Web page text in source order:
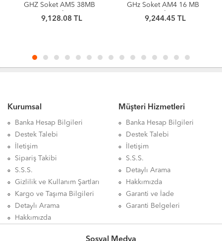
GHz Soket AM4 16 MB
Cache 65 W İşlemci MPK
9,244.45 TL
3.6GHz (Max 4.6GHz) 6
Çekirdek 16MB Önbellek
Soket AM4 TRAY İşlemci
9,011.70 TL
Kurumsal
Banka Hesap Bilgileri
Destek Talebi
İletişim
Sipariş Takibi
S.S.S.
Gizlilik ve Kullanım Şartları
Kargo ve Taşıma Bilgileri
Detaylı Arama
Hakkımızda
Müşteri Hizmetleri
Banka Hesap Bilgileri
Destek Talebi
İletişim
S.S.S.
Detaylı Arama
Hakkımızda
Garanti ve İade
Garanti Belgeleri